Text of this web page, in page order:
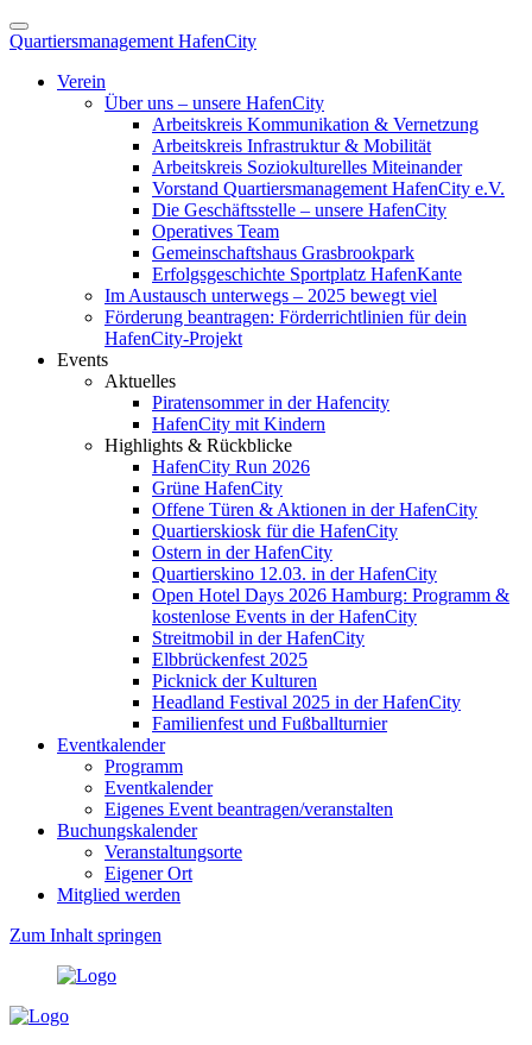
Quartiersmanagement HafenCity
Verein
Über uns – unsere HafenCity
Arbeitskreis Kommunikation & Vernetzung
Arbeitskreis Infrastruktur & Mobilität
Arbeitskreis Soziokulturelles Miteinander
Vorstand Quartiersmanagement HafenCity e.V.
Die Geschäftsstelle – unsere HafenCity
Operatives Team
Gemeinschaftshaus Grasbrookpark
Erfolgsgeschichte Sportplatz HafenKante
Im Austausch unterwegs – 2025 bewegt viel
Förderung beantragen: Förderrichtlinien für dein
HafenCity-Projekt
Events
Aktuelles
Piratensommer in der Hafencity
HafenCity mit Kindern
Highlights & Rückblicke
HafenCity Run 2026
Grüne HafenCity
Offene Türen & Aktionen in der HafenCity
Quartierskiosk für die HafenCity
Ostern in der HafenCity
Quartierskino 12.03. in der HafenCity
Open Hotel Days 2026 Hamburg: Programm &
kostenlose Events in der HafenCity
Streitmobil in der HafenCity
Elbbrückenfest 2025
Picknick der Kulturen
Headland Festival 2025 in der HafenCity
Familienfest und Fußballturnier
Eventkalender
Programm
Eventkalender
Eigenes Event beantragen/veranstalten
Buchungskalender
Veranstaltungsorte
Eigener Ort
Mitglied werden
Zum Inhalt springen